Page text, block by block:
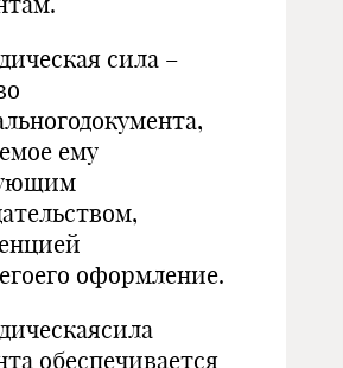
сила –
ему
оформление.
обеспечивается